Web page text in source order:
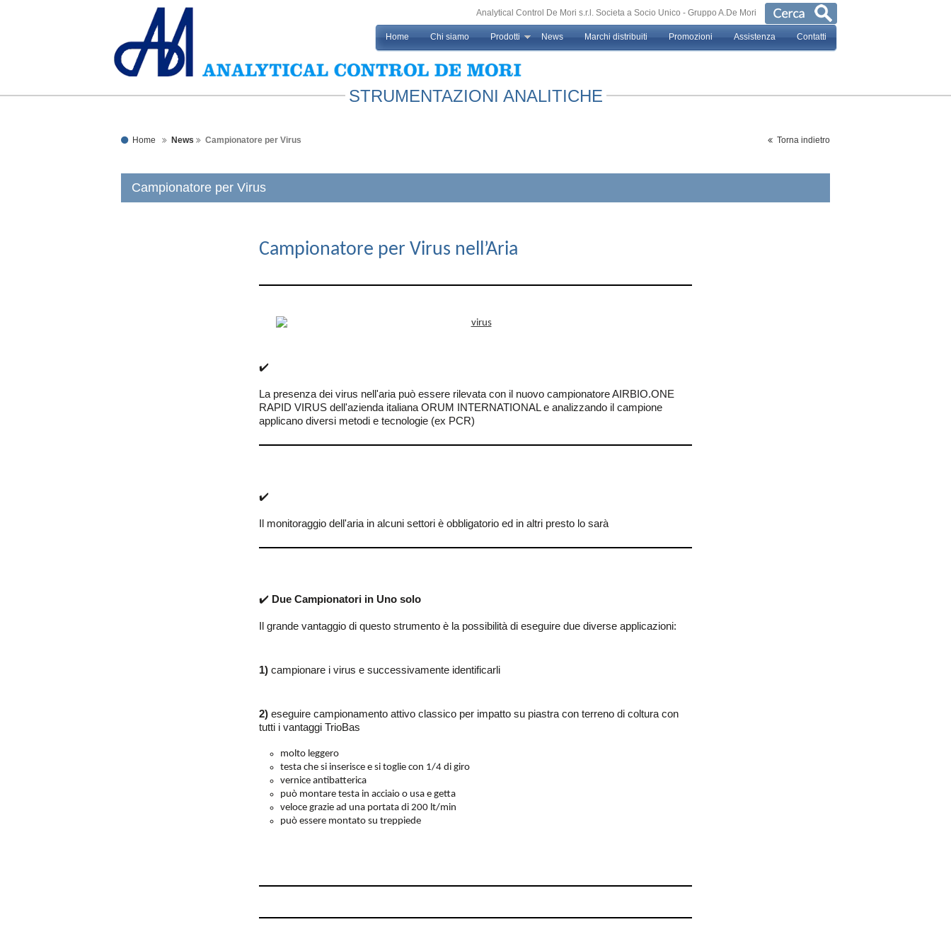
Analytical Control De Mori s.r.l. Societa a Socio Unico - Gruppo A.De Mori
Home Chi siamo Prodotti News Marchi distribuiti Promozioni Assistenza Contatti
STRUMENTAZIONI ANALITICHE
Home News Campionatore per Virus Torna indietro
Campionatore per Virus
Campionatore per Virus nell’Aria
✔️
La presenza dei virus nell'aria può essere rilevata con il nuovo campionatore AIRBIO.ONE
RAPID VIRUS dell'azienda italiana ORUM INTERNATIONAL e analizzando il campione
applicano diversi metodi e tecnologie (ex PCR)
✔️
Il monitoraggio dell'aria in alcuni settori è obbligatorio ed in altri presto lo sarà
✔️ Due Campionatori in Uno solo
Il grande vantaggio di questo strumento è la possibilità di eseguire due diverse applicazioni:
1) campionare i virus e successivamente identificarli
2) eseguire campionamento attivo classico per impatto su piastra con terreno di coltura con
tutti i vantaggi TrioBas
molto leggero
testa che si inserisce e si toglie con 1/4 di giro
vernice antibatterica
può montare testa in acciaio o usa e getta
veloce grazie ad una portata di 200 lt/min
può essere montato su treppiede